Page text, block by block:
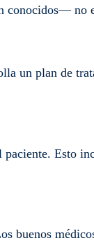
no
un plan de
Esto
buenos